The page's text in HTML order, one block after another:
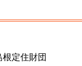
根定住財団